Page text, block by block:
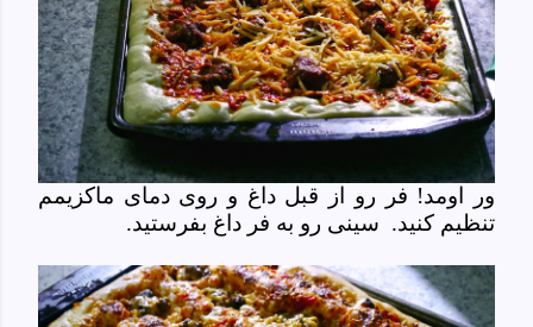
ور اومد! فر رو از قبل داغ و روی دمای ماکزیمم
تنظیم کنید. سینی رو به فر داغ بفرستید.